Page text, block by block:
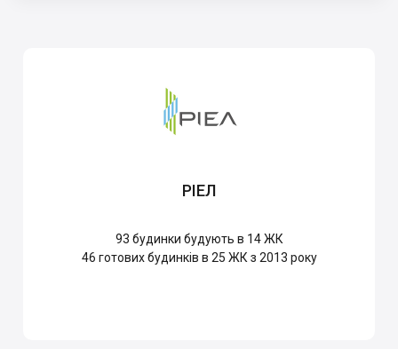
РІЕЛ
93 будинки будують в 14 ЖК
46 готових будинків в 25 ЖК з 2013 року